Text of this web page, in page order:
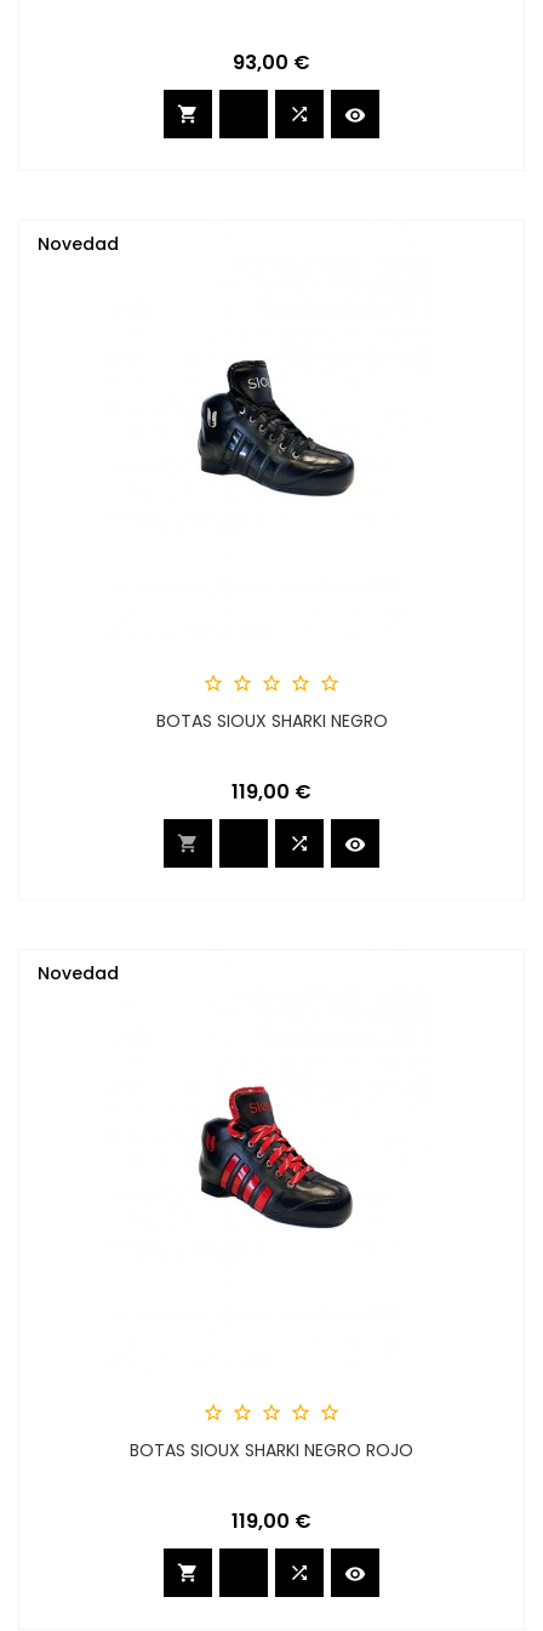
Precio
93,00 €
  
    
BOTAS SIOUX SHARKI NEGRO
Precio
119,00 €
  
Novedad
    
BOTAS SIOUX SHARKI NEGRO ROJO
Precio
119,00 €
  
Novedad